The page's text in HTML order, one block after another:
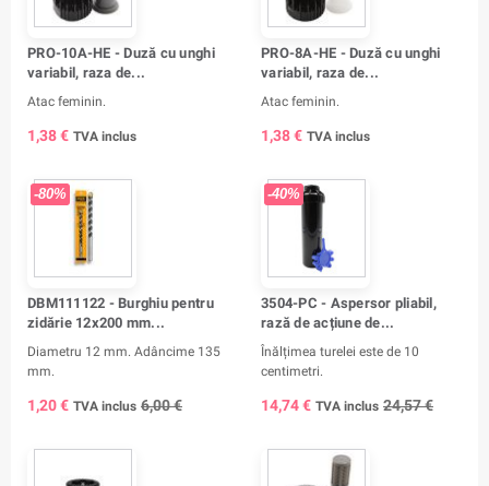
PRO-10A-HE - Duză cu unghi
variabil, raza de...
Atac feminin.
1,38 € TVA inclus
PRO-8A-HE - Duză cu unghi
variabil, raza de...
Atac feminin.
1,38 € TVA inclus
-80%
DBM111122 - Burghiu pentru
zidărie 12x200 mm...
Diametru 12 mm. Adâncime 135
mm.
1,20 € TVA inclus 6,00 €
-40%
3504-PC - Aspersor pliabil,
rază de acțiune de...
Înălțimea turelei este de 10
centimetri.
14,74 € TVA inclus 24,57 €